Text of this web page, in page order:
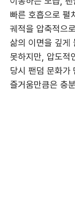
빠른 호흡으로 펼
궤적을 압축적으
삶의 이면을 깊게
못하지만, 압도적
당시 팬덤 문화가
즐거움만큼은 충